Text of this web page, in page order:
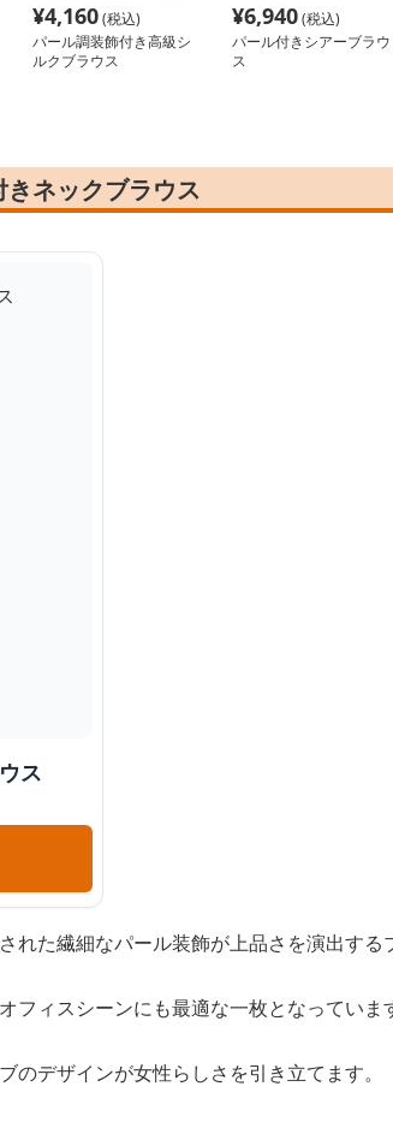
¥4,160(税込)
パール調装飾付き高級シ
ルクブラウス
¥6,940(税込)
パール付きシアーブラウ
ス
ネックブラウス
ス
れた繊細なパール装飾が上品さを演出する
フィスシーンにも最適な一枚となっていま
デザインが女性らしさを引き立てます。